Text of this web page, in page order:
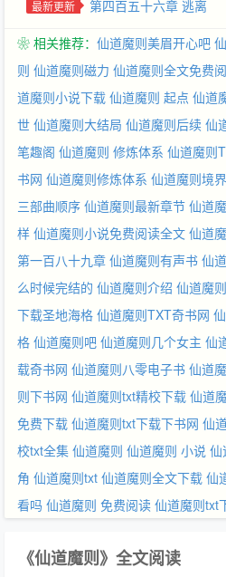
最新更新 第四百五十六章 逃离
❀ 相关推荐： 仙道魔则美眉开心吧
则 仙道魔则磁力 仙道魔则全文免费
道魔则小说下载 仙道魔则 起点 仙道
世 仙道魔则大结局 仙道魔则后续 仙
笔趣阁 仙道魔则 修炼体系 仙道魔则
书网 仙道魔则修炼体系 仙道魔则境
三部曲顺序 仙道魔则最新章节 仙道
样 仙道魔则小说免费阅读全文 仙道
第一百八十九章 仙道魔则有声书 仙
么时候完结的 仙道魔则介绍 仙道魔
下载圣地海格 仙道魔则TXT奇书网
格 仙道魔则吧 仙道魔则几个女主 仙
载奇书网 仙道魔则八零电子书 仙道
则下书网 仙道魔则txt精校下载 仙道
免费下载 仙道魔则txt下载下书网 仙
校txt全集 仙道魔则 仙道魔则 小说 仙
角 仙道魔则txt 仙道魔则全文下载 仙
看吗 仙道魔则 免费阅读 仙道魔则txt
《仙道魔则》全文阅读